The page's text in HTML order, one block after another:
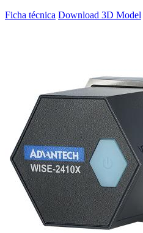
Ficha técnica Download 3D Model